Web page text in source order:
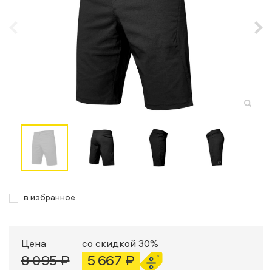
в избранное
Цена
8 095 ₽
со скидкой 30%
5 667 ₽